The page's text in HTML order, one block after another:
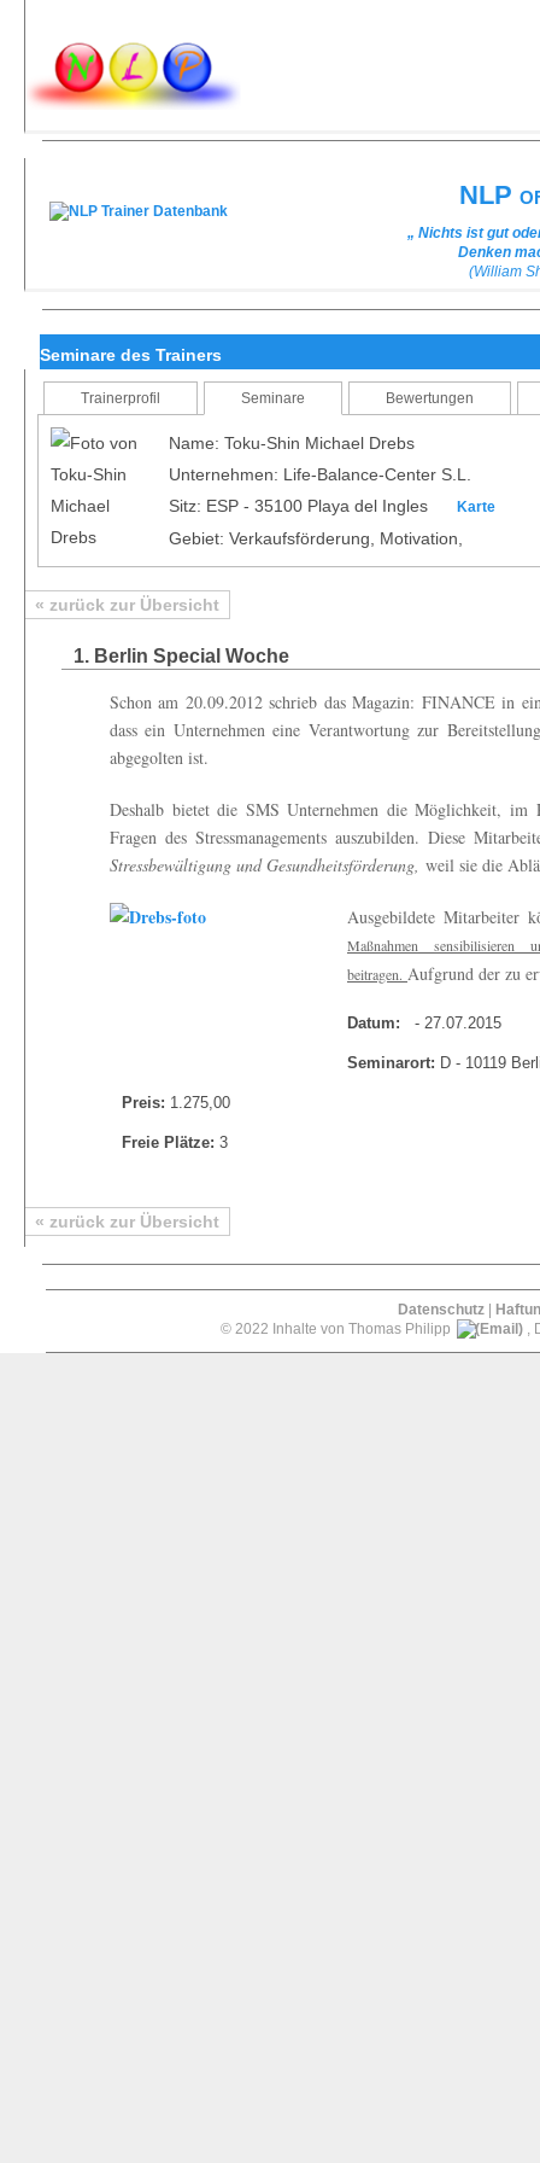
NLP
„ Nichts ist gut
Denken
(William
Seminare des Trainers
Trainerprofil Seminare Bewertungen
Name: Toku-Shin Michael Drebs
Unternehmen: Life-Balance-Center S.L.
Sitz: ESP - 35100 Playa del Ingles
Karte
Gebiet: Verkaufsförderung, Motivation,
« zurück zur Übersicht
1. Berlin Special Woche
Schon am 20.09.2012 schrieb das Magazin: FINANCE in
dass ein Unternehmen eine Verantwortung zur
abgegolten ist.
Deshalb bietet die SMS Unternehmen die Möglichkeit, im
Fragen des Stressmanagements auszubilden. Diese
Stressbewältigung und Gesundheitsförderung, weil sie die
Ausgebildete Mitarbeiter
Maßnahmen
beitragen. Aufgrund der zu
Datum: - 27.07.2015
Seminarort: D - 10119
Preis: 1.275,00
Freie Plätze: 3
« zurück zur Übersicht
Datenschutz
© 2022 Inhalte von Thomas Philipp
,